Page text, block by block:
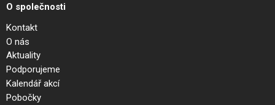
O společnosti
Kontakt
O nás
Aktuality
Podporujeme
Kalendář akcí
Pobočky